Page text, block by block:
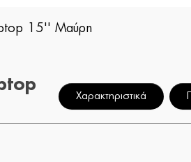
15'' Μαύρη
Χαρακτηριστικά